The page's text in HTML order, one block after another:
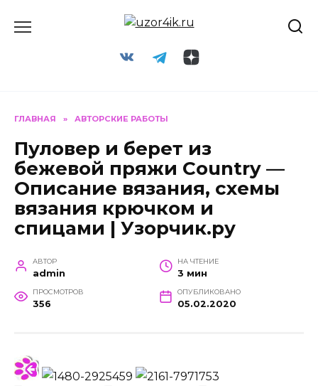
ГЛАВНАЯ » АВТОРСКИЕ РАБОТЫ
Пуловер и берет из
бежевой пряжи Country —
Описание вязания, схемы
вязания крючком и
спицами | Узорчик.ру
АВТОР
admin
НА ЧТЕНИЕ
3 мин
ПРОСМОТРОВ
356
ОПУБЛИКОВАНО
05.02.2020